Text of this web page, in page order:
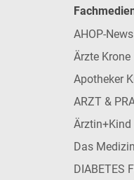
AHOP-News
Ärzte Krone
Apotheker
ARZT &
Ärztin+Kind
Das
DIABETES